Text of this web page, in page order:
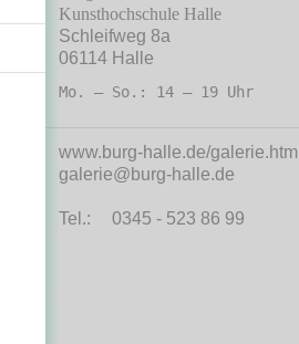
Kunsthochschule Halle
Schleifweg 8a
06114 Halle
Mo. – So.: 14 – 19 Uhr
www.burg-halle.de/galerie.html
galerie@burg-halle.de
Tel.: 0345 - 523 86 99